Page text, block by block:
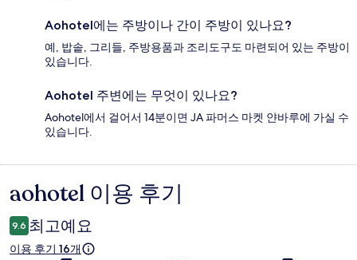
Aohotel에는 주방이나 간이 주방이 있나요?
예, 밥솥, 그리들, 주방용품과 조리도구도 마련되어 있는 주방이
있습니다.
Aohotel 주변에는 무엇이 있나요?
Aohotel에서 걸어서 14분이면 JA 파머스 마켓 얀바루에 가실 수
있습니다.
이
용
후
aohotel 이용 후기
9.6 최고예요
이용 후기 16개